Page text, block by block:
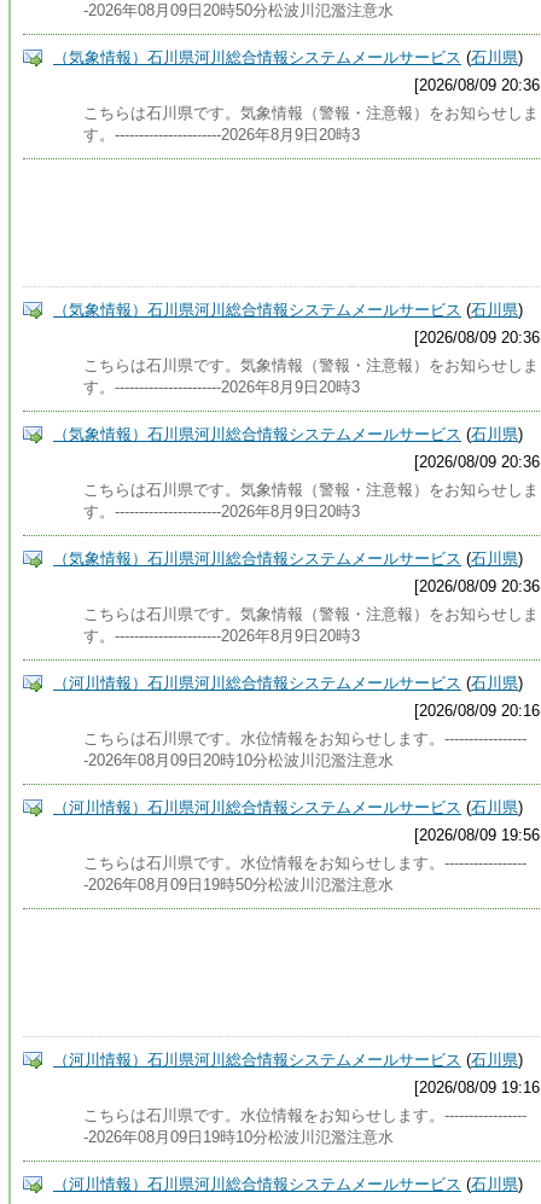
-2026年08月09日20時50分松波川氾濫注意水
（気象情報）石川県河川総合情報システムメールサービス (石川県)
[2026/08/09
こちらは石川県です。気象情報（警報・注意報）をお知らせしま
す。----------------------2026年8月9日20時3
（気象情報）石川県河川総合情報システムメールサービス (石川県)
[2026/08/09
こちらは石川県です。気象情報（警報・注意報）をお知らせしま
す。----------------------2026年8月9日20時3
（気象情報）石川県河川総合情報システムメールサービス (石川県)
[2026/08/09
こちらは石川県です。気象情報（警報・注意報）をお知らせしま
す。----------------------2026年8月9日20時3
（気象情報）石川県河川総合情報システムメールサービス (石川県)
[2026/08/09
こちらは石川県です。気象情報（警報・注意報）をお知らせしま
す。----------------------2026年8月9日20時3
（河川情報）石川県河川総合情報システムメールサービス (石川県)
[2026/08/09
こちらは石川県です。水位情報をお知らせします。-----------------
-2026年08月09日20時10分松波川氾濫注意水
（河川情報）石川県河川総合情報システムメールサービス (石川県)
[2026/08/09
こちらは石川県です。水位情報をお知らせします。-----------------
-2026年08月09日19時50分松波川氾濫注意水
（河川情報）石川県河川総合情報システムメールサービス (石川県)
[2026/08/09
こちらは石川県です。水位情報をお知らせします。-----------------
-2026年08月09日19時10分松波川氾濫注意水
（河川情報）石川県河川総合情報システムメールサービス (石川県)